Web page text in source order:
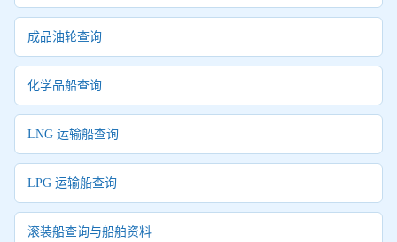
成品油轮查询
化学品船查询
LNG 运输船查询
LPG 运输船查询
滚装船查询与船舶资料